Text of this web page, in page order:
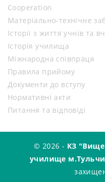
Cooperation
Матеріально-технічне
Історії з життя учнів та
Історія училища
Міжнародна співпраця
Правила прийому
Документи до вступу
Нормативні акти
Питання та відповіді
© 2026 - КЗ "Вище
училище